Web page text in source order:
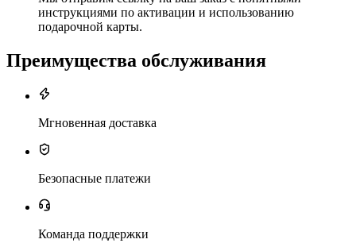
инструкциями по активации и использованию
подарочной карты.
Преимущества обслуживания
Мгновенная доставка
Безопасные платежи
Команда поддержки